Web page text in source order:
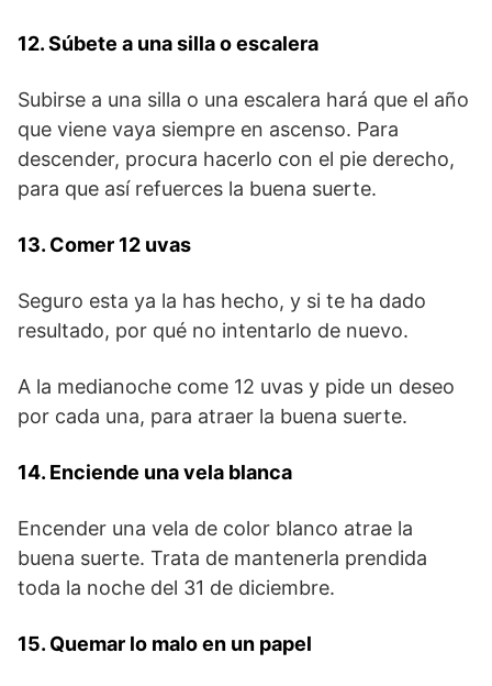
12. Súbete a una silla o escalera
Subirse a una silla o una escalera hará que el año
que viene vaya siempre en ascenso. Para
descender, procura hacerlo con el pie derecho,
para que así refuerces la buena suerte.
13. Comer 12 uvas
Seguro esta ya la has hecho, y si te ha dado
resultado, por qué no intentarlo de nuevo.
A la medianoche come 12 uvas y pide un deseo
por cada una, para atraer la buena suerte.
14. Enciende una vela blanca
Encender una vela de color blanco atrae la
buena suerte. Trata de mantenerla prendida
toda la noche del 31 de diciembre.
15. Quemar lo malo en un papel